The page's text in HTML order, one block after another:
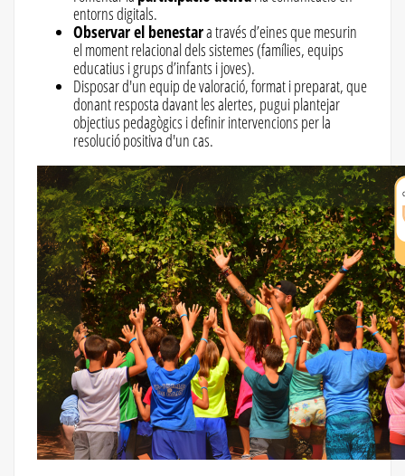
entorns digitals.
Observar el benestara través d’eines que mesurin
el moment relacional dels sistemes (famílies, equips
educatius i grups d’infants i joves).
Disposar d'un equip de valoració, format i preparat, que
donant resposta davant les alertes, pugui plantejar
objectius pedagògics i definir intervencions per la
resolució positiva d'un cas.